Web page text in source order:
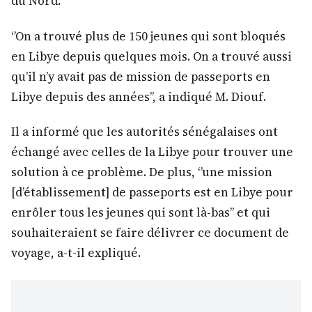
‘’On a trouvé plus de 150 jeunes qui sont bloqués
en Libye depuis quelques mois. On a trouvé aussi
qu’il n’y avait pas de mission de passeports en
Libye depuis des années’’, a indiqué M. Diouf.
Il a informé que les autorités sénégalaises ont
échangé avec celles de la Libye pour trouver une
solution à ce problème. De plus, ‘’une mission
[d’établissement] de passeports est en Libye pour
enrôler tous les jeunes qui sont là-bas’’ et qui
souhaiteraient se faire délivrer ce document de
voyage, a-t-il expliqué.